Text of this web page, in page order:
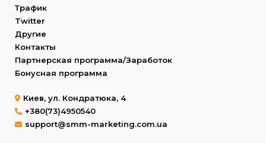
Трафик
Twitter
Другие
Контакты
Партнерская программа/Заработок
Бонусная программа
Киев, ул. Кондратюка, 4
+380(73)4950540
support@smm-marketing.com.ua